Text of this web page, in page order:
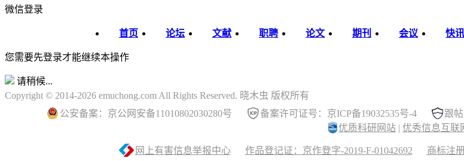
微信登录
首页 论坛 文献 职聘 论文 期刊 会议 快讯
您需要先登录才能继续本操作
请稍候...
Copyright © 2014-2026 emuchong.com All Rights Reserved. 晓木虫 版权所有
公安备案：京公网安备11010802030280号
备案许可证号：京ICP备19032535号-4
跟
优质科研网站 | 优秀信息互联
网上有害信息举报中心 作品登记证：京作登字-2019-F-01042692 商标注